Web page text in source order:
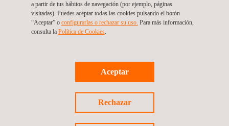
Inspección previa a la expedición
a partir de tus hábitos de navegación (por ejemplo, páginas
visitadas). Puedes aceptar todas las cookies pulsando el botón
“Aceptar” o configurarlas o rechazar su uso. Para más información,
consulta la Política de Cookies. ​
Aceptar
Rechazar